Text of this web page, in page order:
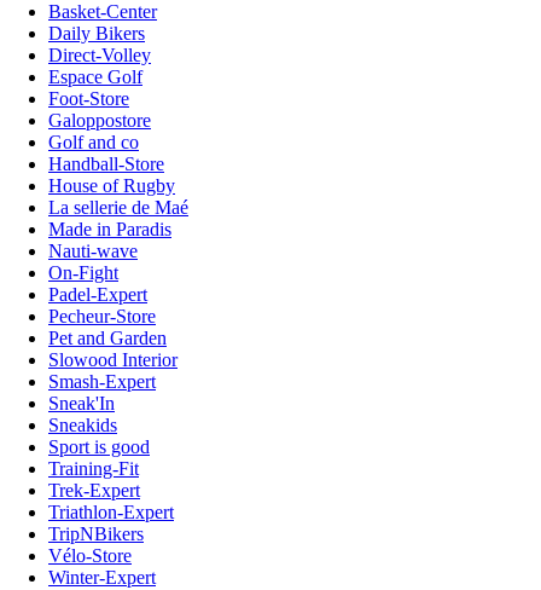
Basket-Center
Daily Bikers
Direct-Volley
Espace Golf
Foot-Store
Galoppostore
Golf and co
Handball-Store
House of Rugby
La sellerie de Maé
Made in Paradis
Nauti-wave
On-Fight
Padel-Expert
Pecheur-Store
Pet and Garden
Slowood Interior
Smash-Expert
Sneak'In
Sneakids
Sport is good
Training-Fit
Trek-Expert
Triathlon-Expert
TripNBikers
Vélo-Store
Winter-Expert